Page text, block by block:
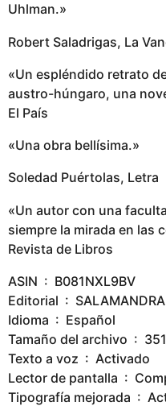
Uhlman.»
Robert Saladrigas, La
«Un espléndido retrato
austro-húngaro, una
El País
«Una obra bellísima.»
Soledad Puértolas, Letra
«Un autor con una
siempre la mirada en las
Revista de Libros
ASIN ‏ : ‎ B081NXL9BV
Editorial ‏ :
Idioma ‏ : ‎ Español
Tamaño del
Texto a voz ‏ : ‎ Activado
Lector de
Tipografía